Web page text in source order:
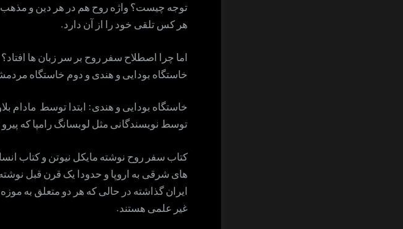
توجه چیست؟ واژه روح هم در هر دین و
هر کس تلقی خود را از آن دارد.
اما چرا اصطلاح سفر روح بر سر زبان ها
خاستگاه بودایی و هندی و دوم خاستگاه
خاستگاه بودایی و هندی: ابتدا توسط مادام
توسط نویسندگانی مثل لوبسانگ رامپا که پیرو
کتاب سفر روح نوشته مایکل نیوتن و کتاب
های شرقی به اروپا و حدودا یک قرن قبل
ایران گذاشته در حالی که هر دو متعلق به
غیر علمی هستند.